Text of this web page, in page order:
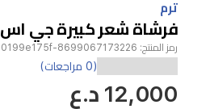
1
ترم
فرشاة شعر كبيرة جي اس 322-ترم
رمز المنتج: 8699067173226-670d069eb60cc700199e175f
(0 مراجعات)
12,000 د.ع